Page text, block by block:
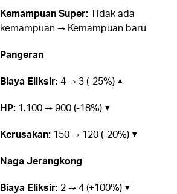
Kemampuan Super:Tidak ada
kemampuan → Kemampuan baru
Pangeran
Biaya Eliksir: 4 → 3 (-25%) ▲
HP: 1.100 → 900 (-18%) ▼
Kerusakan: 150 → 120 (-20%) ▼
Naga Jerangkong
Biaya Eliksir: 2 → 4 (+100%) ▼